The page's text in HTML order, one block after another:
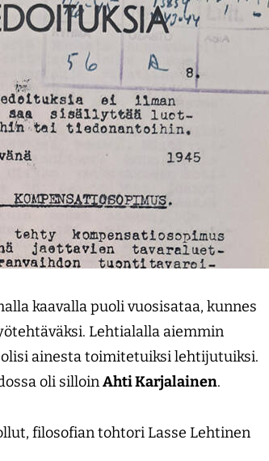
kaavalla puoli vuosisataa, kunnes
Lehtialalla aiemmin
ainesta toimitetuiksi lehtijutuiksi.
oli silloinAhti Karjalainen.
filosofian tohtori Lasse Lehtinen